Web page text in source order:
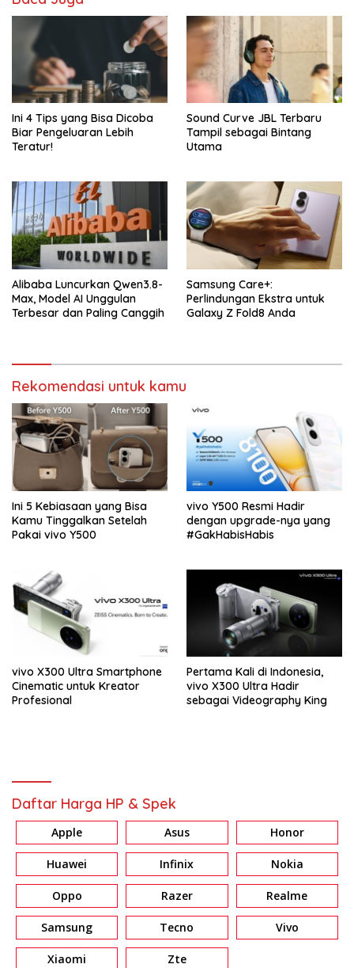
Ini 4 Tips yang Bisa Dicoba
Biar Pengeluaran Lebih
Teratur!
Sound Curve JBL Terbaru
Tampil sebagai Bintang
Utama
Alibaba Luncurkan Qwen3.8-
Max, Model AI Unggulan
Terbesar dan Paling Canggih
Samsung Care+:
Perlindungan Ekstra untuk
Galaxy Z Fold8 Anda
Rekomendasi untuk kamu
Ini 5 Kebiasaan yang Bisa
Kamu Tinggalkan Setelah
Pakai vivo Y500
vivo Y500 Resmi Hadir
dengan upgrade-nya yang
#GakHabisHabis
vivo X300 Ultra Smartphone
Cinematic untuk Kreator
Profesional
Pertama Kali di Indonesia,
vivo X300 Ultra Hadir
sebagai Videography King
Daftar Harga HP & Spek
Apple Asus Honor
Huawei Infinix Nokia
Oppo Razer Realme
Samsung Tecno Vivo
Xiaomi Zte